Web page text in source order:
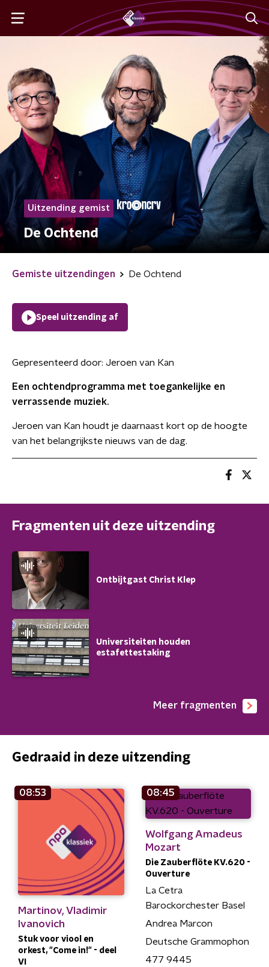
Uitzending gemist
De Ochtend
Gemiste uitzendingen De Ochtend
Speel uitzending af
Gepresenteerd door: Jeroen van Kan
Een ochtendprogramma met toegankelijke en
verrassende muziek.
Jeroen van Kan houdt je daarnaast kort op de hoogte
van het belangrijkste nieuws van de dag.
Fragmenten uit deze uitzending
Ontbijtgast Christ Klep
Universiteiten houden
estafettestaking
Meer fragmenten
Gedraaid in deze uitzending
08:53
Martinov, Vladimir
Ivanovich
Stuk voor viool en
orkest, "Come in!" - deel
VI
08:45
Wolfgang Amadeus
Mozart
Die Zauberflöte KV.620 -
Ouverture
La Cetra
Barockorchester Basel
Andrea Marcon
Deutsche Grammophon
477 9445